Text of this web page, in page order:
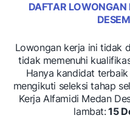
DAFTAR
Lowongan kerja ini tidak
tidak memenuhi
Hanya kandidat
mengikuti seleksi tahap
Kerja Alfamidi Medan
lambat:15